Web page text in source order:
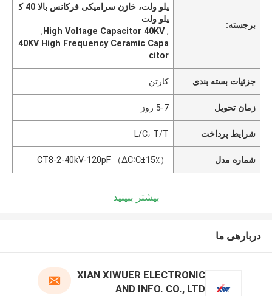
برجسته:
یلو ولت، خازن سرامیکی فرکانس بالا 40 ک
یلو ولت
,
High Voltage Capacitor 40KV
,
40KV High Frequency Ceramic Capa
citor
جزئیات بسته بندی کارتن
زمان تحویل 5-7 روز
شرایط پرداخت L/C، T/T
شماره مدل CT8-2-40kV-120pF （ΔC∶C±15٪）
بیشتر ببینید
دربارهی ما
XIAN XIWUER ELECTRONIC
AND INFO. CO., LTD